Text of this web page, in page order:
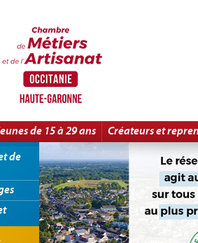
de 15 à 29 ans Créateurs et
de